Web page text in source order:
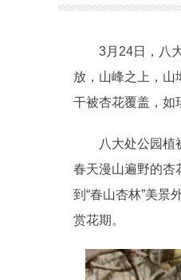
3月24日，八大
放，山峰之上，山
干被杏花覆盖，如
八大处公园植被
春天漫山遍野的杏
到“春山杏林”美景
赏花期。